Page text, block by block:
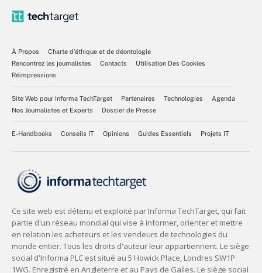
À Propos
Charte d’éthique et de déontologie
Rencontrez les journalistes
Contacts
Utilisation Des Cookies
Réimpressions
Site Web pour Informa TechTarget Partenaires Technologies
Agenda
Nos Journalistes et Experts
Dossier de Presse
E-Handbooks Conseils IT Opinions Guides Essentiels Projets IT